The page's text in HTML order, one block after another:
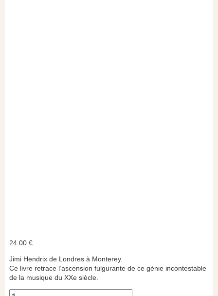
24.00 €
Jimi Hendrix de Londres à Monterey.
Ce livre retrace l’ascension fulgurante de ce génie incontestable
de la musique du XXe siècle.